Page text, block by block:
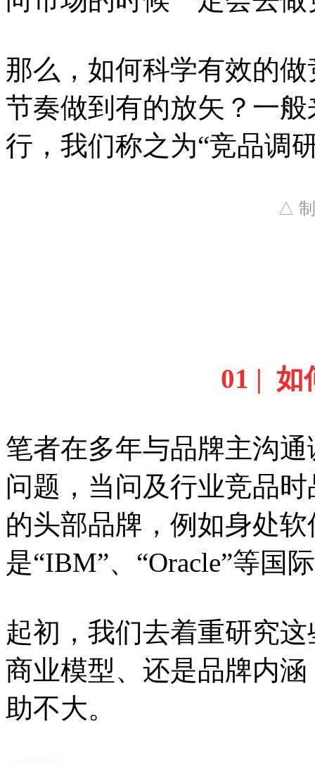
那么，如何科学有效的
节奏做到有的放矢？一
行，我们称之为“竞品调
△
01 | 如
笔者在多年与品牌主沟
问题，当问及行业竞品
的头部品牌，例如身处
是“IBM”、“Oracle”等国
起初，我们去着重研究
商业模型、还是品牌内
助不大。